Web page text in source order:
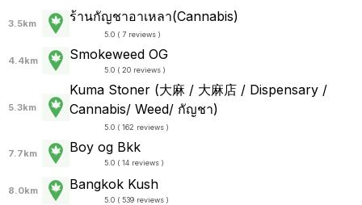
3.5km ร้านกัญชาอาเหลา(Cannabis)
5.0 ( 7 reviews )
4.4km Smokeweed OG
5.0 ( 20 reviews )
5.3km
Kuma Stoner (大麻 / 大麻店 / Dispensary /
Cannabis/ Weed/ กัญชา)
5.0 ( 162 reviews )
7.7km Boy og Bkk
5.0 ( 14 reviews )
8.0km Bangkok Kush
5.0 ( 539 reviews )